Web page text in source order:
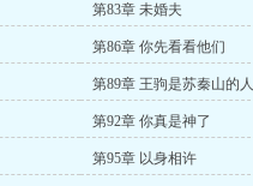
第83章 未婚夫
第86章 你先看看他们
第89章 王驹是苏秦山的人
第92章 你真是神了
第95章 以身相许